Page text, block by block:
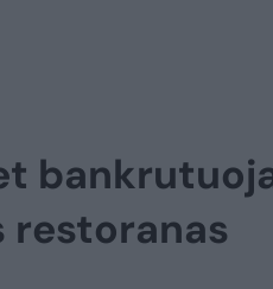
restoranas